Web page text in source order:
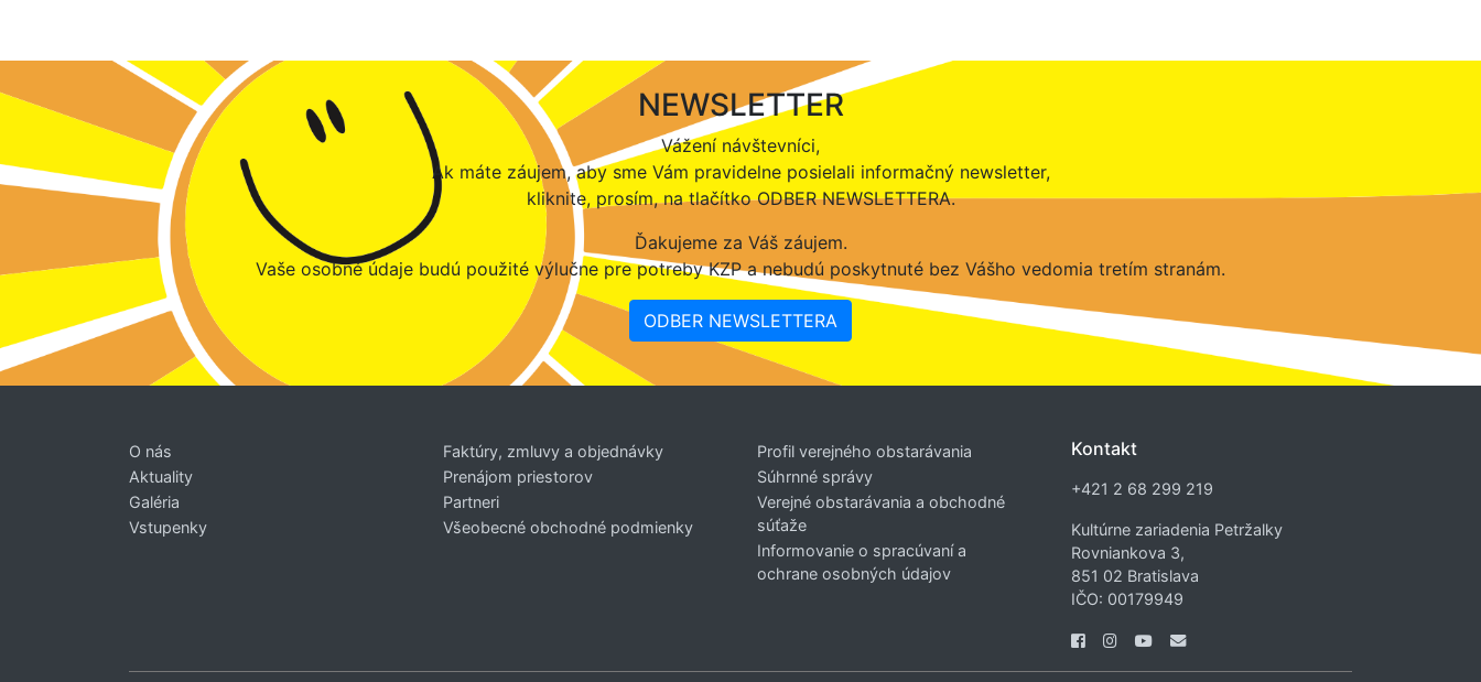
NEWSLETTER
Vážení návštevníci,
Ak máte záujem, aby sme Vám pravidelne posielali informačný newsletter,
kliknite, prosím, na tlačítko ODBER NEWSLETTERA.
Ďakujeme za Váš záujem.
Vaše osobné údaje budú použité výlučne pre potreby KZP a nebudú poskytnuté bez Vášho vedomia tretím stranám.
ODBER NEWSLETTERA
O nás
Aktuality
Galéria
Vstupenky
Faktúry, zmluvy a objednávky
Prenájom priestorov
Partneri
Všeobecné obchodné podmienky
Profil verejného obstarávania
Súhrnné správy
Verejné obstarávania a obchodné
súťaže
Informovanie o spracúvaní a
ochrane osobných údajov
Kontakt
+421 2 68 299 219
Kultúrne zariadenia Petržalky
Rovniankova 3,
851 02 Bratislava
IČO: 00179949